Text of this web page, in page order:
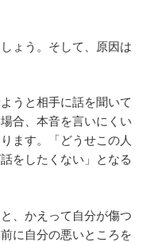
ょう。そして、原因は
うと相手に話を聞いて
合、本音を言いにくい
ます。「どうせこの人
をしたくない」となる
、かえって自分が傷つ
に自分の悪いところを